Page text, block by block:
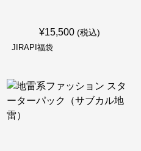
¥15,500 (税込)
JIRAPI福袋